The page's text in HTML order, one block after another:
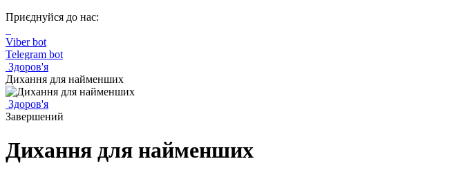
Приєднуйся до нас:
Viber bot
Telegram bot
Здоров'я
Дихання для найменших
Здоров'я
Завершений
Дихання для найменших